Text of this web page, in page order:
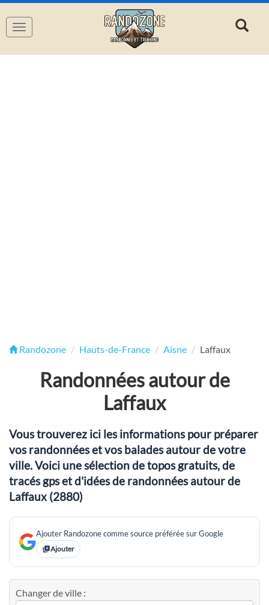
Navigation
Randozone Hauts-de-France Aisne Laffaux
Randonnées autour de
Laffaux
Vous trouverez ici les informations pour préparer
vos randonnées et vos balades autour de votre
ville. Voici une sélection de topos gratuits, de
tracés gps et d'idées de randonnées autour de
Laffaux (2880)
Ajouter Randozone comme source préférée sur Google
Ajouter
Changer de ville :